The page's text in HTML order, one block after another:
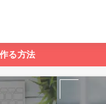
る方法